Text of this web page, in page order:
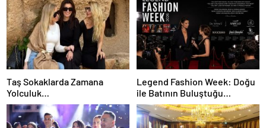
Taş Sokaklarda Zamana
Yolculuk…
Legend Fashion Week: Doğu
ile Batının Buluştuğu
Uluslararası Moda Sahnesi